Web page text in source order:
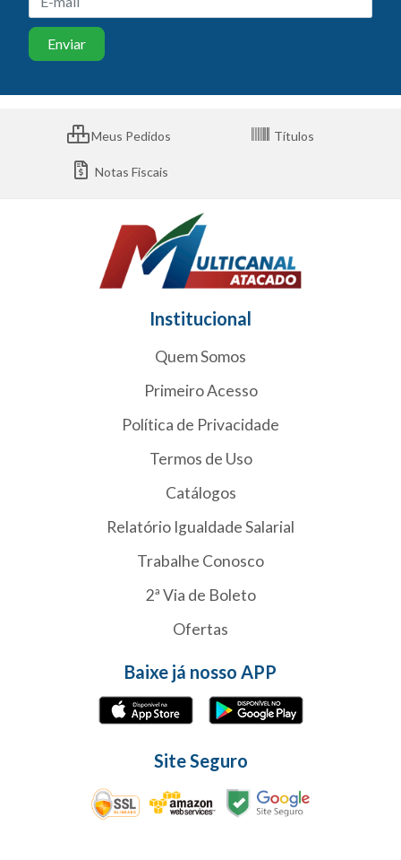
Meus Pedidos Títulos
Notas Fiscais
Institucional
Quem Somos
Primeiro Acesso
Política de Privacidade
Termos de Uso
Catálogos
Relatório Igualdade Salarial
Trabalhe Conosco
2ª Via de Boleto
Ofertas
Baixe já nosso APP
Site Seguro